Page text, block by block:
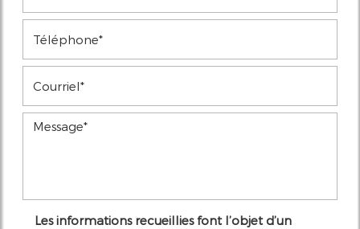
Les informations recueillies font l’objet d’un